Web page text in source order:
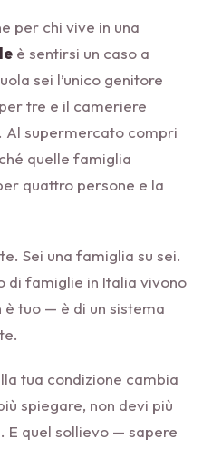
per chi vive in una
è sentirsi un caso a
sei l’unico genitore
tre e il cameriere
Al supermercato compri
quelle famiglia
quattro persone e la
Sei una famiglia su sei.
di famiglie in Italia vivono
tuo — è di un sistema
tua condizione cambia
spiegare, non devi più
E quel sollievo — sapere